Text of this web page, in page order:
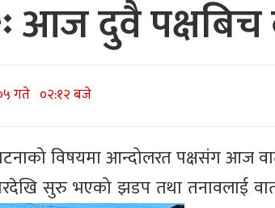
दुवै पक्षबिच
गते ०२:१२ बजे
विषयमा आन्दोलरत पक्षसंग आज
सुरु भएको झडप तथा तनावलाई